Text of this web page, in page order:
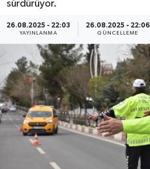
sürdürüyor.
26.08.2025 - 22:03
YAYINLANMA
26.08.2025 - 22:06
GÜNCELLEME
KÜLTÜR-SANAT
SAĞLIK-YAŞAM
Son Dakika Haberleri
Haber Arşivi